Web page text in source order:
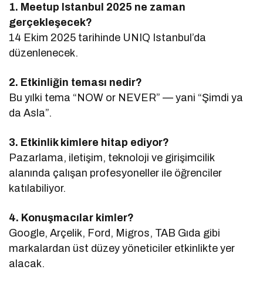
1. Meetup Istanbul 2025 ne zaman
gerçekleşecek?
14 Ekim 2025 tarihinde UNIQ Istanbul’da
düzenlenecek.
2. Etkinliğin teması nedir?
Bu yılki tema “NOW or NEVER” — yani “Şimdi ya
da Asla”.
3. Etkinlik kimlere hitap ediyor?
Pazarlama, iletişim, teknoloji ve girişimcilik
alanında çalışan profesyoneller ile öğrenciler
katılabiliyor.
4. Konuşmacılar kimler?
Google, Arçelik, Ford, Migros, TAB Gıda gibi
markalardan üst düzey yöneticiler etkinlikte yer
alacak.